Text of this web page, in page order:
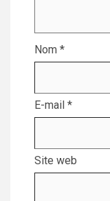
Nom *
E-mail *
Site web